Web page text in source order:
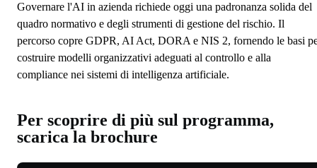
Governare l'AI in azienda richiede oggi una padronanza solida del
quadro normativo e degli strumenti di gestione del rischio. Il
percorso copre GDPR, AI Act, DORA e NIS 2, fornendo le basi
costruire modelli organizzativi adeguati al controllo e alla
compliance nei sistemi di intelligenza artificiale.
Per scoprire di più sul programma,
scarica la brochure